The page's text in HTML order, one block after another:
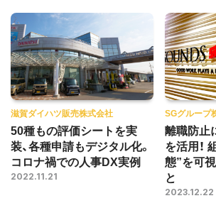
滋賀ダイハツ販売株式会社
50種もの評価シートを実
装、各種申請もデジタル化。
コロナ禍での人事DX実例
2022.11.21
SGグループ
離職防止
を活用！
態”を可
と
2023.12.22